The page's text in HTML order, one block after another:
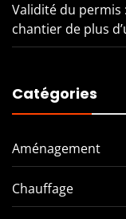
Validité du
chantier de plus
Catégories
Aménagement
Chauffage